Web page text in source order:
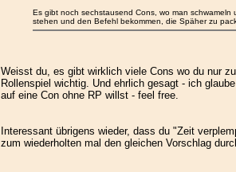
Es gibt noch sechstausend Cons, wo man
stehen und den Befehl bekommen, die Späher zu
Weisst du, es gibt wirklich viele Cons wo du nur
Rollenspiel wichtig. Und ehrlich gesagt - ich
auf eine Con ohne RP willst - feel free.
Interessant übrigens wieder, dass du "Zeit
zum wiederholten mal den gleichen Vorschlag